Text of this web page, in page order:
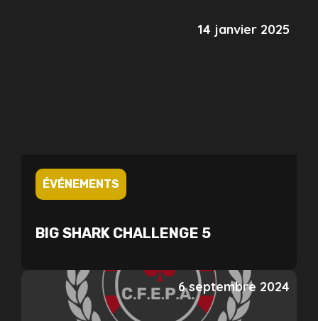
14 janvier 2025
ÉVÉNEMENTS
BIG SHARK CHALLENGE 5
6 septembre 2024